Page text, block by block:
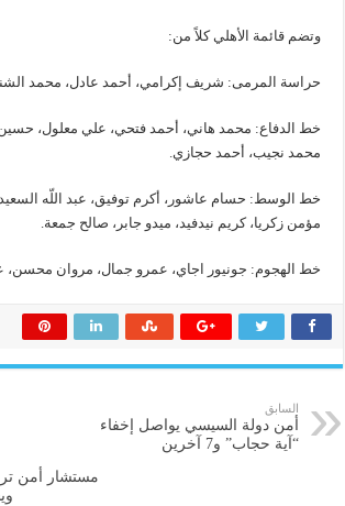
وتضم قائمة الأهلي كلاً من:
حراسة المرمى: شريف إكرامي، أحمد عادل، محمد
خط الدفاع: محمد هاني، أحمد فتحي، علي معلول،
محمد نجيب، أحمد حجازي.
خط الوسط: حسام عاشور، أكرم توفيق، عبد اللّه
مؤمن زكريا، كريم نيدفيد، ميدو جابر، صالح جمعة.
خط الهجوم: جونيور اجاي، عمرو جمال، مروان محسن،
السابق
أمن دولة السيسي يواصل إخفاء
“آية حجاب” و7 آخرين
مستشار أمن